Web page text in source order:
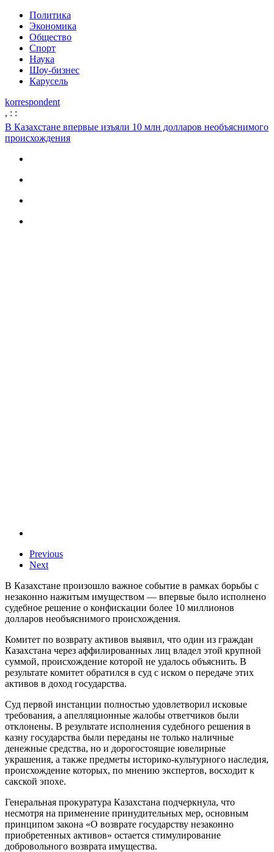
Политика
Экономика
Общество
Спорт
Наука
Шоу-бизнес
Карусель
korrespondent
, : :
В Казахстане впервые изъяли 10 млн долларов необъяснимого
происхождения
Previous
Next
В Казахстане произошло важное событие в рамках борьбы с
незаконно нажитым имуществом — впервые было исполнено
судебное решение о конфискации более 10 миллионов
долларов необъяснимого происхождения.
Комитет по возврату активов выявил, что один из граждан
Казахстана через аффилированных лиц владел этой крупной
суммой, происхождение которой не удалось объяснить. В
результате комитет обратился в суд с иском о передаче этих
активов в доход государства.
Суд первой инстанции полностью удовлетворил исковые
требования, а апелляционные жалобы ответчиков были
отклонены. В результате исполнения судебного решения в
казну государства были переданы не только наличные
денежные средства, но и дорогостоящие ювелирные
украшения, а также предметы историко-культурного наследия,
происхождение которых, по мнению экспертов, восходит к
сакской эпохе.
Генеральная прокуратура Казахстана подчеркнула, что
несмотря на применение принудительных мер, основным
принципом закона «О возврате государству незаконно
приобретенных активов» остается стимулирование
добровольного возврата имущества.